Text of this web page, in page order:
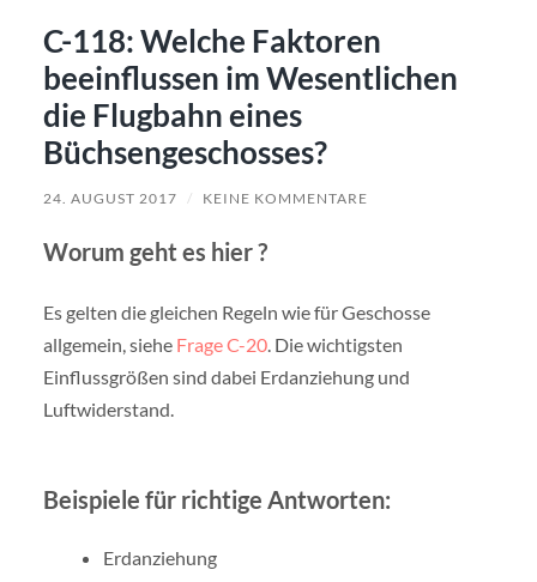
C-118: Welche Faktoren
beeinflussen im Wesentlichen
die Flugbahn eines
Büchsengeschosses?
24. AUGUST 2017 / KEINE KOMMENTARE
Worum geht es hier ?
Es gelten die gleichen Regeln wie für Geschosse
allgemein, siehe Frage C-20. Die wichtigsten
Einflussgrößen sind dabei Erdanziehung und
Luftwiderstand.
Beispiele für richtige Antworten:
Erdanziehung